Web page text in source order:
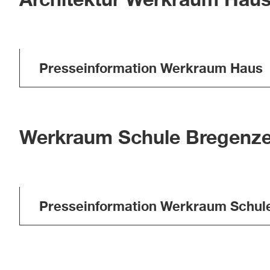
Presseinformation Werkraum Haus
Werkraum Schule
Presseinformation Werkraum